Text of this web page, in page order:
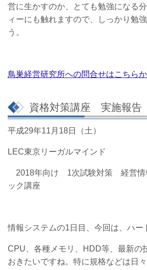
営に生かすのか、とても勉強になる
ィーにも触れますので、しっかり勉
う。
鳥巣経営研究所への問合せはこちら
資格対策講座 実施報
平成29年11月18日（土）
LEC東京リーガルマインド
2018年向け 1次試験対策 経営情
ック講座
情報システムの1日目、 今回は、ハー
CPU、各種メモリ、HDD等、最新の
おきたいですね。特に規格などは日